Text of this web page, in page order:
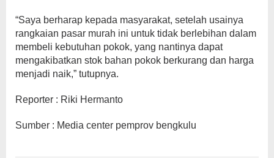
“Saya berharap kepada masyarakat, setelah usainya
rangkaian pasar murah ini untuk tidak berlebihan dalam
membeli kebutuhan pokok, yang nantinya dapat
mengakibatkan stok bahan pokok berkurang dan harga
menjadi naik,” tutupnya.
Reporter : Riki Hermanto
Sumber : Media center pemprov bengkulu